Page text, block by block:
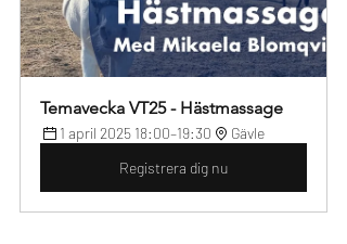
Temavecka VT25 - Hästmassage
1 april 2025 18:00–19:30
Gävle
Registrera dig nu